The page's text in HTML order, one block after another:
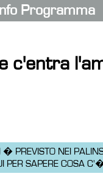
Info Programma
c'entra
PREVISTO NEI
PER SAPERE COSA